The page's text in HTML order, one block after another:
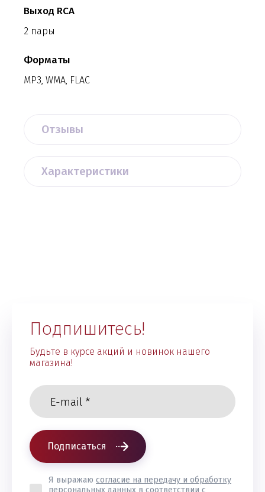
Выход RCA
2 пары
Форматы
MP3, WMA, FLAC
Отзывы
Характеристики
Подпишитесь!
Будьте в курсе акций и новинок нашего
магазина!
Я выражаю согласие на передачу и обработку
персональных данных в соответствии с
Подписаться